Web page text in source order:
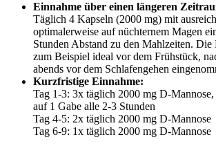
Einnahme über einen längeren
Täglich 4 Kapseln (2000 mg) mit
optimalerweise auf nüchternem Magen
Stunden Abstand zu den Mahlzeiten. Die
zum Beispiel ideal vor dem Frühstück,
abends vor dem Schlafengehen
Kurzfristige Einnahme:
Tag 1-3: 3x täglich 2000 mg D-
auf 1 Gabe alle 2-3 Stunden
Tag 4-5: 2x täglich 2000 mg D-Mannose
Tag 6-9: 1x täglich 2000 mg D-Mannose